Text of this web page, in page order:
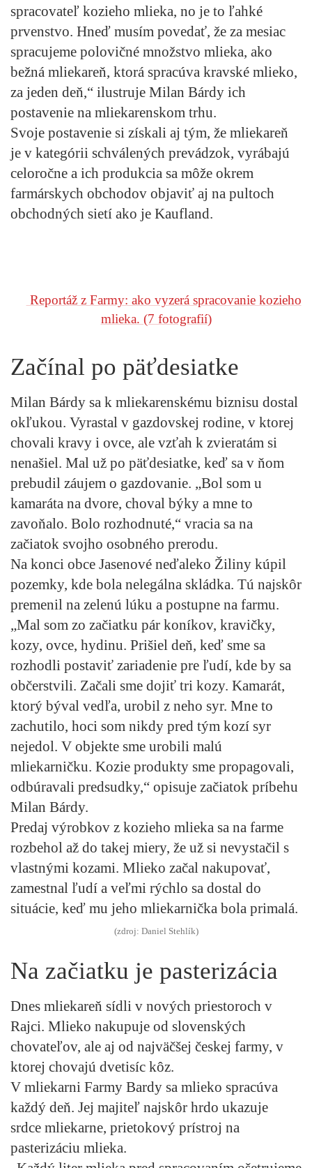
spracovateľ kozieho mlieka, no je to ľahké
prvenstvo. Hneď musím povedať, že za mesiac
spracujeme polovičné množstvo mlieka, ako
bežná mliekareň, ktorá spracúva kravské mlieko,
za jeden deň,“ ilustruje Milan Bárdy ich
postavenie na mliekarenskom trhu.
Svoje postavenie si získali aj tým, že mliekareň
je v kategórii schválených prevádzok, vyrábajú
celoročne a ich produkcia sa môže okrem
farmárskych obchodov objaviť aj na pultoch
obchodných sietí ako je Kaufland.
Reportáž z Farmy: ako vyzerá spracovanie kozieho
mlieka. (7 fotografií)
Začínal po päťdesiatke
Milan Bárdy sa k mliekarenskému biznisu dostal
okľukou. Vyrastal v gazdovskej rodine, v ktorej
chovali kravy i ovce, ale vzťah k zvieratám si
nenašiel. Mal už po päťdesiatke, keď sa v ňom
prebudil záujem o gazdovanie. „Bol som u
kamaráta na dvore, choval býky a mne to
zavoňalo. Bolo rozhodnuté,“ vracia sa na
začiatok svojho osobného prerodu.
Na konci obce Jasenové neďaleko Žiliny kúpil
pozemky, kde bola nelegálna skládka. Tú najskôr
premenil na zelenú lúku a postupne na farmu.
„Mal som zo začiatku pár koníkov, kravičky,
kozy, ovce, hydinu. Prišiel deň, keď sme sa
rozhodli postaviť zariadenie pre ľudí, kde by sa
občerstvili. Začali sme dojiť tri kozy. Kamarát,
ktorý býval vedľa, urobil z neho syr. Mne to
zachutilo, hoci som nikdy pred tým kozí syr
nejedol. V objekte sme urobili malú
mliekarničku. Kozie produkty sme propagovali,
odbúravali predsudky,“ opisuje začiatok príbehu
Milan Bárdy.
Predaj výrobkov z kozieho mlieka sa na farme
rozbehol až do takej miery, že už si nevystačil s
vlastnými kozami. Mlieko začal nakupovať,
zamestnal ľudí a veľmi rýchlo sa dostal do
situácie, keď mu jeho mliekarnička bola primalá.
(zdroj: Daniel Stehlík)
Na začiatku je pasterizácia
Dnes mliekareň sídli v nových priestoroch v
Rajci. Mlieko nakupuje od slovenských
chovateľov, ale aj od najväčšej českej farmy, v
ktorej chovajú dvetisíc kôz.
V mliekarni Farmy Bardy sa mlieko spracúva
každý deň. Jej majiteľ najskôr hrdo ukazuje
srdce mliekarne, prietokový prístroj na
pasterizáciu mlieka.